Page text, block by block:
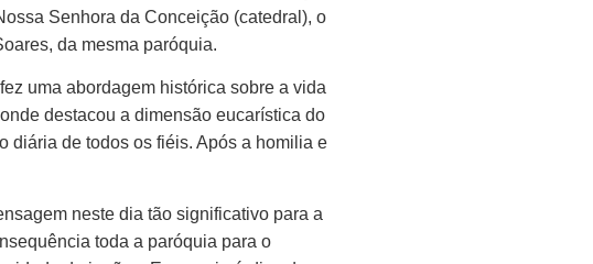
Senhora da Conceição (catedral), o
da mesma paróquia.
uma abordagem histórica sobre a vida
destacou a dimensão eucarística do
diária de todos os fiéis. Após a homilia e
neste dia tão significativo para a
toda a paróquia para o